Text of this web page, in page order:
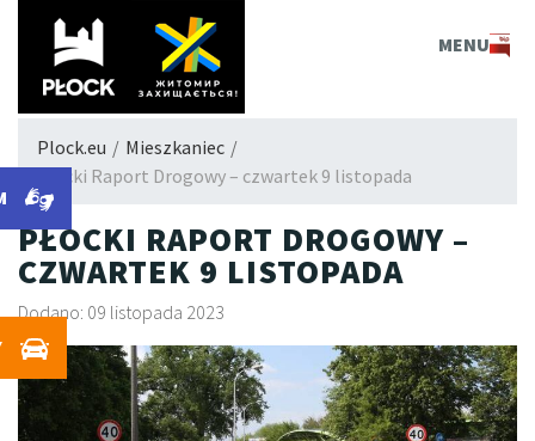
MENU
Plock.eu / Mieszkaniec /
Płocki Raport Drogowy – czwartek 9 listopada
PŁOCKI RAPORT DROGOWY –
CZWARTEK 9 LISTOPADA
Dodano: 09 listopada 2023